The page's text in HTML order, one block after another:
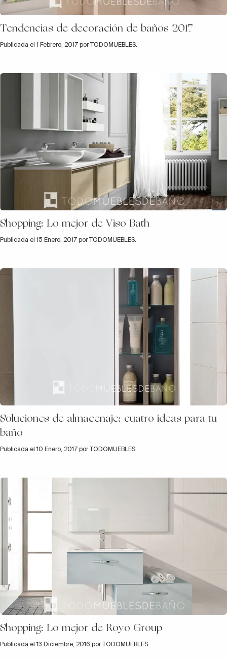
Tendencias de decoración de baños 2017
Publicada el 1 Febrero, 2017 por TODOMUEBLES.
Shopping: Lo mejor de Viso Bath
Publicada el 15 Enero, 2017 por TODOMUEBLES.
Soluciones de almacenaje: cuatro ideas para tu
baño
Publicada el 10 Enero, 2017 por TODOMUEBLES.
Shopping: Lo mejor de Royo Group
Publicada el 13 Diciembre, 2016 por TODOMUEBLES.